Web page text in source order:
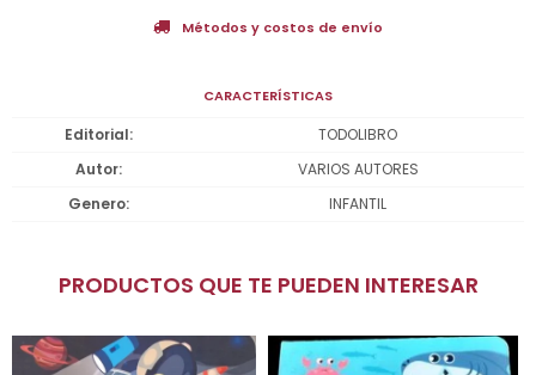
Métodos y costos de envío
CARACTERÍSTICAS
Editorial
TODOLIBRO
Autor
VARIOS AUTORES
Genero
INFANTIL
PRODUCTOS QUE TE PUEDEN INTERESAR